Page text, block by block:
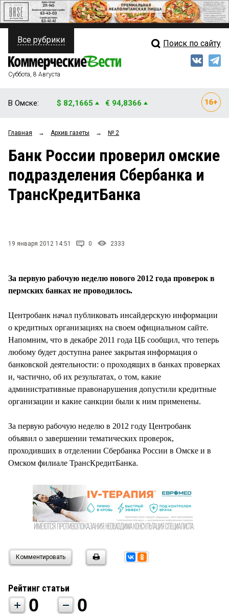
ПОЛИТИКА
ФИНАНСЫ
ОБЩЕСТВО
ЗАКОН
НОВОСТИ КОМПАНИЙ
Свежий выпуск
Рейтинги
Блоги
Архив
Все рубрики Поиск по сайту
Суббота, 8 Августа
В Омске: $ 82,1665 € 94,8366
Главная → Архив газеты → № 2
Банк России проверил омские
подразделения Сбербанка и
ТрансКредитБанка
19 января 2012 14:51 0 2333
За первую рабочую неделю нового 2012 года проверок в
пермских банках не проводилось.
Центробанк начал публиковать инсайдерскую информации
о кредитных организациях на своем официальном сайте.
Напомним, что в декабре 2011 года ЦБ сообщил, что теперь
любому будет доступна ранее закрытая информация о
банковской деятельности: о проходящих в банках проверках
и, частично, об их результатах, о том, какие
административные правонарушения допустили кредитные
организации и какие санкции были к ним применены.
За первую рабочую неделю в 2012 году Центробанк
объявил о завершении тематических проверок,
проходивших в отделении Сбербанка России в Омске и в
Омском филиале ТрансКредитБанка.
Комментировать
Рейтинг статьи
0 0